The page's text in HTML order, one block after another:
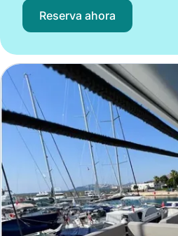
Reserva ahora